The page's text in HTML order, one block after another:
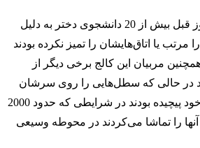
بنابر این گزارش، چند روز قبل بیش از 20 دانشجوی دختر به دلیل
مرتب یا اتاق‌هایشان را تمیز نکرده بودند
مربیان این کالج برخی دیگر از
در حالی که سطل‌هایی را روی سرشان
گذاشته و لحافی به دور خود پیچیده بودند در شرایطی که حدود 2000
را تماشا می‌کردند در محوطه وسیعی